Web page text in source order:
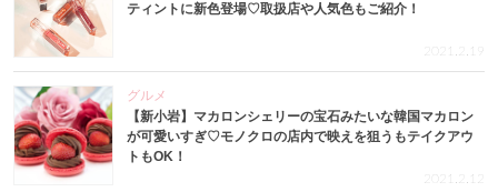
ティントに新色登場♡取扱店や人気色もご紹介！
2021.2.19
グルメ
【新小岩】マカロンシェリーの宝石みたいな韓国マカロン
が可愛いすぎ♡モノクロの店内で映えを狙うもテイクアウ
トもOK！
2021.2.12